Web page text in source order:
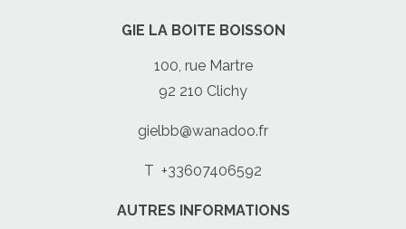
GIE LA BOITE BOISSON
100, rue Martre
92 210 Clichy
gielbb@wanadoo.fr
T +33607406592
AUTRES INFORMATIONS